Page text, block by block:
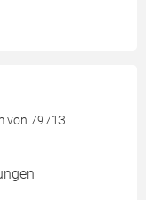
von 79713